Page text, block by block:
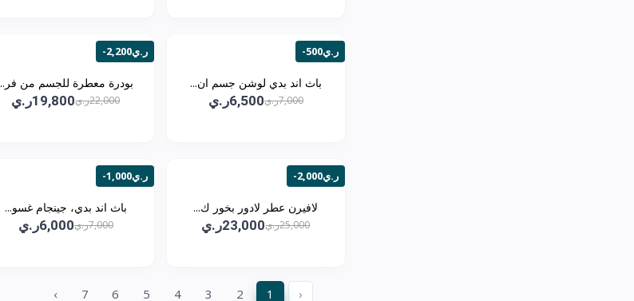
-500ر.ي
باث اند بدي لوشن جسم ان...
7,000ر.ي 6,500ر.ي
-2,200ر.ي
بودرة معطرة للجسم من
22,000ر.ي 19,800ر.ي
-2,000ر.ي
لافيرن عطر لادور بخور ك...
25,000ر.ي 23,000ر.ي
-1,000ر.ي
باث اند بدي، جينجام غسو...
7,000ر.ي 6,000ر.ي
‹
1
2
3
4
5
6
7
›